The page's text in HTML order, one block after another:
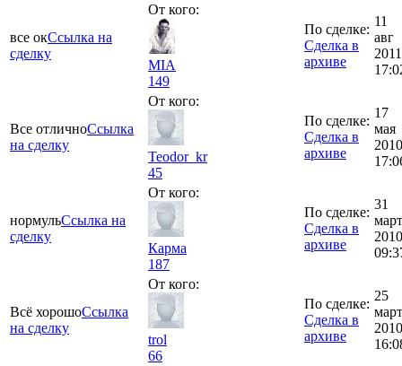
все окСсылка на
сделку
От кого:
MIA
149
По сделке:
Сделка в
архиве
11
авг
2011
Все отличноСсылка
на сделку
От кого:
Teodor_kr
45
По сделке:
Сделка в
архиве
17
мая
2010
нормульСсылка на
сделку
От кого:
Карма
187
По сделке:
Сделка в
архиве
31
март
2010
Всё хорошоСсылка
на сделку
От кого:
trol
66
По сделке:
Сделка в
архиве
25
март
2010